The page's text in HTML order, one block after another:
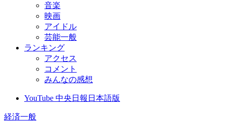
音楽
映画
アイドル
芸能一般
ランキング
アクセス
コメント
みんなの感想
YouTube 中央日報日本語版
経済一般